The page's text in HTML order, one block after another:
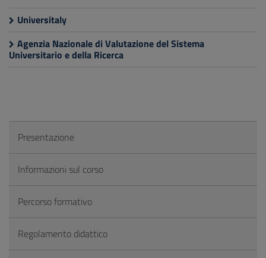
Universitaly
Agenzia Nazionale di Valutazione del Sistema
Universitario e della Ricerca
Presentazione
Informazioni sul corso
Percorso formativo
Regolamento didattico